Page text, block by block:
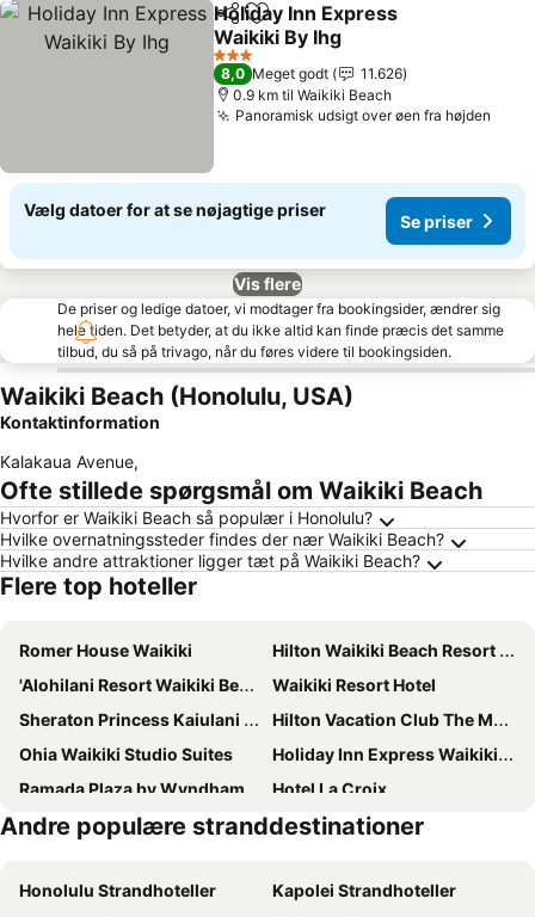
Del Føj til favoritter
Holiday Inn Express
Waikiki By Ihg
3 Stjerner
8,0 Meget godt
11.626
0.9 km til Waikiki Beach
Panoramisk udsigt over øen fra højden
Vælg datoer for at se nøjagtige priser
Se priser
Vis flere
De priser og ledige datoer, vi modtager fra bookingsider, ændrer sig
hele tiden. Det betyder, at du ikke altid kan finde præcis det samme
tilbud, du så på trivago, når du føres videre til bookingsiden.
Waikiki Beach (Honolulu, USA)
Kontaktinformation
Kalakaua Avenue,
Ofte stillede spørgsmål om Waikiki Beach
Hvorfor er Waikiki Beach så populær i Honolulu?
Hvilke overnatningssteder findes der nær Waikiki Beach?
Hvilke andre attraktioner ligger tæt på Waikiki Beach?
Flere top hoteller
Romer House Waikiki
Hilton Waikiki Beach Resort & Spa
'Alohilani Resort Waikiki Beach
Waikiki Resort Hotel
Sheraton Princess Kaiulani Waikiki Beach
Hilton Vacation Club The Modern Honolulu
Ohia Waikiki Studio Suites
Holiday Inn Express Waikiki By Ihg
Ramada Plaza by Wyndham Waikiki
Hotel La Croix
The Twin Fin Hotel
Park Shore Waikiki Hotel
OUTRIGGER Reef Waikiki Beach Resort
Renaissance Honolulu Hotel & Spa
Andre populære stranddestinationer
Honolulu Strandhoteller
Kapolei Strandhoteller